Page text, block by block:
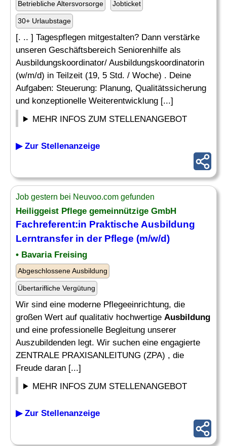
Betriebliche Altersvorsorge Jobticket
30+ Urlaubstage
[. .. ] Tagespflegen mitgestalten? Dann verstärke
unseren Geschäftsbereich Seniorenhilfe als
Ausbildungskoordinator/ Ausbildungskoordinatorin
(w/m/d) in Teilzeit (19, 5 Std. / Woche) . Deine
Aufgaben: Steuerung: Planung, Qualitätssicherung
und konzeptionelle Weiterentwicklung [...]
MEHR INFOS ZUM STELLENANGEBOT
▶ Zur Stellenanzeige
Job gestern bei Neuvoo.com gefunden
Heiliggeist Pflege gemeinnützige GmbH
Fachreferent:in Praktische Ausbildung
Lerntransfer in der Pflege (m/w/d)
• Bavaria Freising
Abgeschlossene Ausbildung
Übertarifliche Vergütung
Wir sind eine moderne Pflegeeinrichtung, die
großen Wert auf qualitativ hochwertige Ausbildung
und eine professionelle Begleitung unserer
Auszubildenden legt. Wir suchen eine engagierte
ZENTRALE PRAXISANLEITUNG (ZPA) , die
Freude daran [...]
MEHR INFOS ZUM STELLENANGEBOT
▶ Zur Stellenanzeige